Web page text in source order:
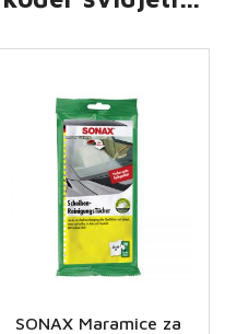
SONAX Maramice za